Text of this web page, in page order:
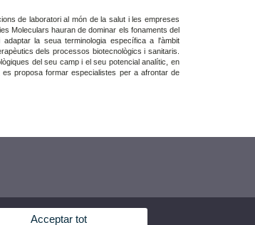
de laboratori al món de la salut i les empreses
Moleculars hauran de dominar els fonaments del
la seua terminologia específica a l'àmbit
dels processos biotecnològics i sanitaris.
del seu camp i el seu potencial analític, en
proposa formar especialistes per a afrontar de
Acceptar tot